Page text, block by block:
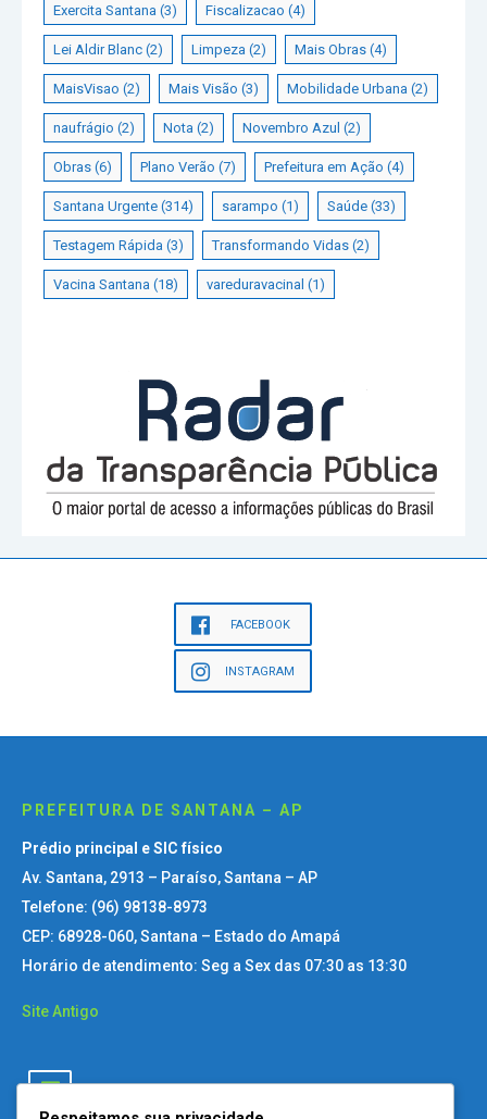
Exercita Santana (3) Fiscalizacao (4)
Lei Aldir Blanc (2) Limpeza (2) Mais Obras (4)
MaisVisao (2) Mais Visão (3) Mobilidade Urbana (2)
naufrágio (2) Nota (2) Novembro Azul (2)
Obras (6) Plano Verão (7) Prefeitura em Ação (4)
Santana Urgente (314) sarampo (1) Saúde (33)
Testagem Rápida (3) Transformando Vidas (2)
Vacina Santana (18) vareduravacinal (1)
FACEBOOK
INSTAGRAM
PREFEITURA DE SANTANA – AP
Prédio principal e SIC físico
Av. Santana, 2913 – Paraíso, Santana – AP
Telefone: (96) 98138-8973
CEP: 68928-060, Santana – Estado do Amapá
Horário de atendimento: Seg a Sex das 07:30 as 13:30
Site Antigo